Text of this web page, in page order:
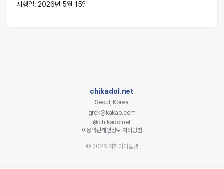
시행일: 2026년 5월 15일
chikadol.net
Seoul, Korea
grek@kakao.com
@chikadolnet
이용약관개인정보 처리방침
© 2026 지하아이돌넷